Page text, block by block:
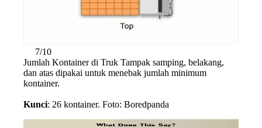
7/10
Jumlah Kontainer di Truk Tampak samping, belakang,
dan atas dipakai untuk menebak jumlah minimum
kontainer.
Kunci: 26 kontainer. Foto: Boredpanda